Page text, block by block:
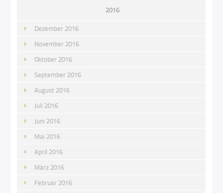
2016
Dezember 2016
November 2016
Oktober 2016
September 2016
August 2016
Juli 2016
Juni 2016
Mai 2016
April 2016
März 2016
Februar 2016